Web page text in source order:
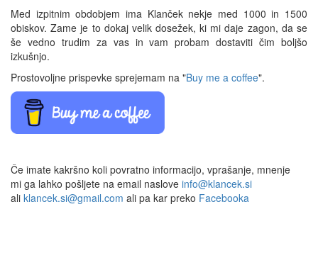
Med izpitnim obdobjem ima Klanček nekje med 1000 in 1500
obiskov. Zame je to dokaj velik dosežek, ki mi daje zagon, da se
še vedno trudim za vas in vam probam dostaviti čim boljšo
izkušnjo.
Prostovoljne prispevke sprejemam na "Buy me a coffee".
Če imate kakršno koli povratno informacijo, vprašanje, mnenje
mi ga lahko pošljete na email naslove info@klancek.si
ali klancek.si@gmail.com ali pa kar preko Facebooka